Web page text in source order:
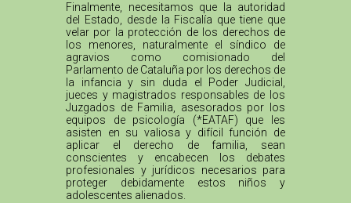
Finalmente, necesitamos que la autoridad
del Estado, desde la Fiscalía que tiene que
velar por la protección de los derechos de
los menores, naturalmente el síndico de
agravios como comisionado del
Parlamento de Cataluña por los derechos de
la infancia y sin duda el Poder Judicial,
jueces y magistrados responsables de los
Juzgados de Familia, asesorados por los
equipos de psicología (*EATAF) que les
asisten en su valiosa y difícil función de
aplicar el derecho de familia, sean
conscientes y encabecen los debates
profesionales y jurídicos necesarios para
proteger debidamente estos niños y
adolescentes alienados.